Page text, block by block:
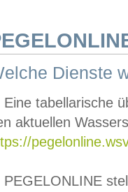
Dienste
Eine tabellarische
aktuellen
PEGELONLINE